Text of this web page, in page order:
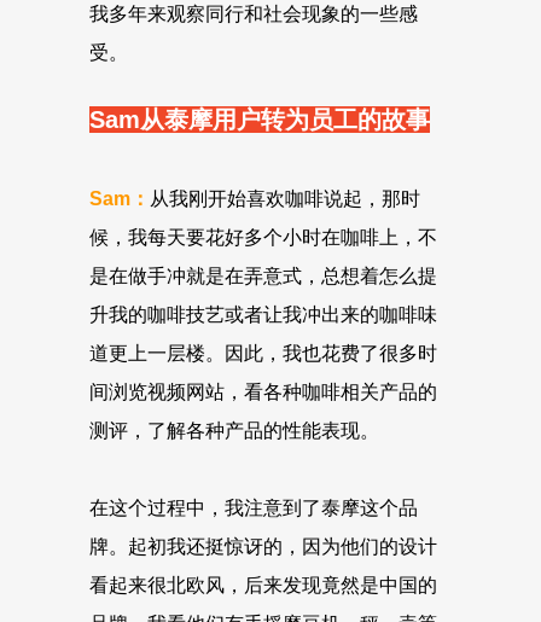
我多年来观察同行和社会现象的一些感
受。
Sam从泰摩用户转为员工的故事
Sam： 从我刚开始喜欢咖啡说起，那时
候，我每天要花好多个小时在咖啡上，不
是在做手冲就是在弄意式，总想着怎么提
升我的咖啡技艺或者让我冲出来的咖啡味
道更上一层楼。因此，我也花费了很多时
间浏览视频网站，看各种咖啡相关产品的
测评，了解各种产品的性能表现。
在这个过程中，我注意到了泰摩这个品
牌。起初我还挺惊讶的，因为他们的设计
看起来很北欧风，后来发现竟然是中国的